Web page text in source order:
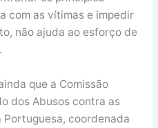
com as vítimas e impedir
não ajuda ao esforço de
que a Comissão
dos Abusos contra as
Portuguesa, coordenada